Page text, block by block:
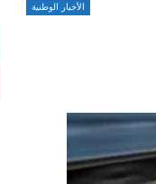
الأخبار الوطنية